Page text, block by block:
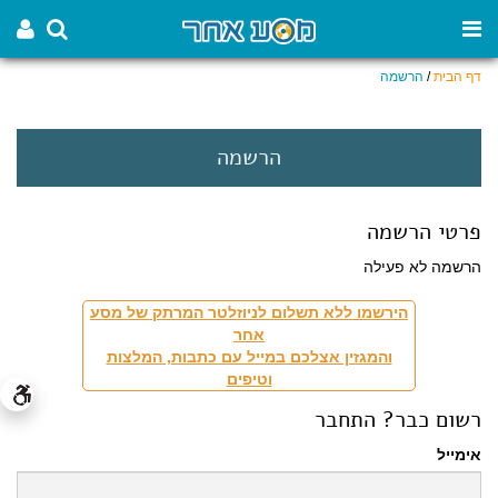
דף הבית/ הרשמה
הרשמה
פרטי הרשמה
הרשמה לא פעילה
הירשמו ללא תשלום לניוזלטר המרתק של מסע
אחר
והמגזין אצלכם במייל עם כתבות, המלצות
וטיפים
רשום כבר? התחבר
אימייל